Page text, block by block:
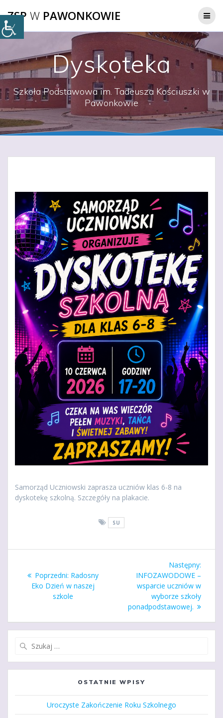
do
ZSP W PAWONKOWIE
Dyskoteka
Szkoła Podstawowa im. Tadeusza Kościuszki w
Pawonkowie
Samorząd Uczniowski zaprasza uczniów klas 6-8 na
dyskotekę szkolną. Szczegóły na plakacie.
SU
wpisu
Poprzedni: Poprzedni
wpis:
Radosny
Eko Dzień w naszej
szkole
Następny:
INFOZAWODOWE –
wsparcie uczniów w
wyborze szkoły
ponadpodstawowej.
OSTATNIE WPISY
Uroczyste Zakończenie Roku Szkolnego